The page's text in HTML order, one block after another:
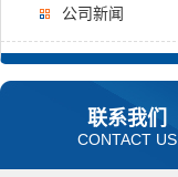
公司新闻
联系我们
CONTACT US